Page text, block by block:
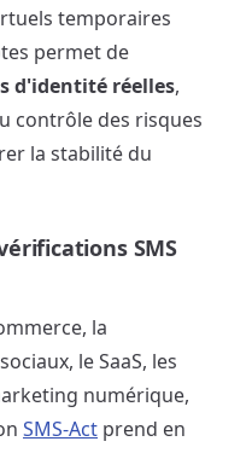
temporaires
permet de
d'identité réelles,
contrôle des risques
la stabilité du
SMS
la
le SaaS, les
numérique,
SMS-Act prend en